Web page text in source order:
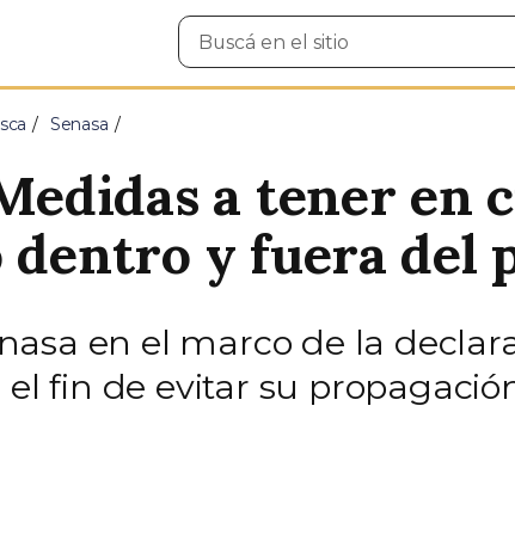
Buscar
en
Senasa
a tener en
y fuera del
en el marco de la
fin de evitar su